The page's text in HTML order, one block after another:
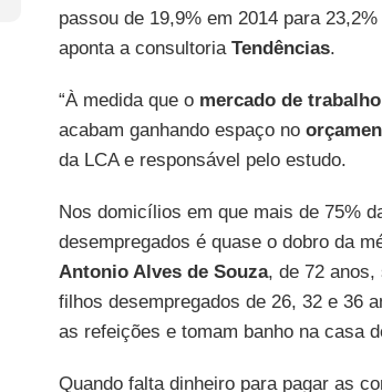
passou de 19,9% em 2014 para
aponta a consultoria Tendências.
“À medida que o mercado de trabalho
acabam ganhando espaço no
da LCA e responsável pelo estudo.
Nos domicílios em que mais de 75%
desempregados é quase o dobro da
Antonio Alves de Souza, de 72 anos,
filhos desempregados de 26, 32 e 36
as refeições e tomam banho na casa
Quando falta dinheiro para pagar as